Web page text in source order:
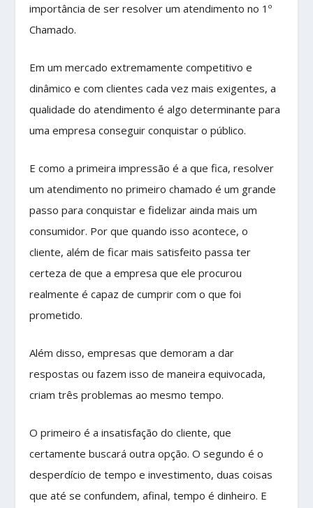
importância de ser resolver um atendimento no 1º
Chamado.
Em um mercado extremamente competitivo e
dinâmico e com clientes cada vez mais exigentes, a
qualidade do atendimento é algo determinante para
uma empresa conseguir conquistar o público.
E como a primeira impressão é a que fica, resolver
um atendimento no primeiro chamado é um grande
passo para conquistar e fidelizar ainda mais um
consumidor. Por que quando isso acontece, o
cliente, além de ficar mais satisfeito passa ter
certeza de que a empresa que ele procurou
realmente é capaz de cumprir com o que foi
prometido.
Além disso, empresas que demoram a dar
respostas ou fazem isso de maneira equivocada,
criam três problemas ao mesmo tempo.
O primeiro é a insatisfação do cliente, que
certamente buscará outra opção. O segundo é o
desperdício de tempo e investimento, duas coisas
que até se confundem, afinal, tempo é dinheiro. E